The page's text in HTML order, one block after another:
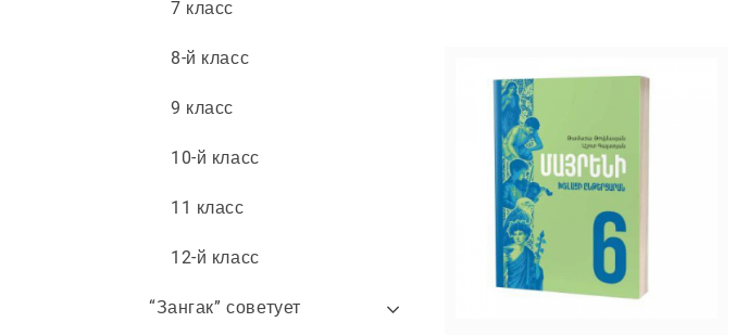
7 класс
8-й класс
9 класс
10-й класс
11 класс
12-й класс
“Зангак” советует